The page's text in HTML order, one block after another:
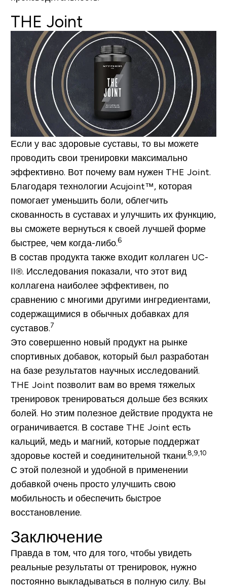
THE Joint
Если у вас здоровые суставы, то вы можете
проводить свои тренировки максимально
эффективно. Вот почему вам нужен THE Joint.
Благодаря технологии Acujoint™, которая
помогает уменьшить боли, облегчить
скованность в суставах и улучшить их функцию,
вы сможете вернуться к своей лучшей форме
быстрее, чем когда-либо.6
В состав продукта также входит коллаген UC-
II®. Исследования показали, что этот вид
коллагена наиболее эффективен, по
сравнению с многими другими ингредиентами,
содержащимися в обычных добавках для
суставов.7
Это совершенно новый продукт на рынке
спортивных добавок, который был разработан
на базе результатов научных исследований.
THE Joint позволит вам во время тяжелых
тренировок тренироваться дольше без всяких
болей. Но этим полезное действие продукта не
ограничивается. В составе THE Joint есть
кальций, медь и магний, которые поддержат
здоровье костей и соединительной ткани.8,9,10
С этой полезной и удобной в применении
добавкой очень просто улучшить свою
мобильность и обеспечить быстрое
восстановление.
Заключение
Правда в том, что для того, чтобы увидеть
реальные результаты от тренировок, нужно
постоянно выкладываться в полную силу. Вы